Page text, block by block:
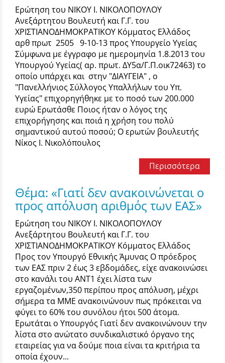
Ερώτηση του ΝΙΚΟΥ Ι. ΝΙΚΟΛΟΠΟΥΛΟΥ
Ανεξάρτητου Βουλευτή και Γ.Γ. του
ΧΡΙΣΤΙΑΝΟΔΗΜΟΚΡΑΤΙΚΟΥ Κόμματος Ελλάδος
αρθ πρωτ 2505 9-10-13 προς Υπουργείο Υγείας
Σύμφωνα με έγγραφο με ημερομηνία 1.8.2013 του
Υπουργού Υγείας( αρ. πρωτ. ΔΥ5α/Γ.Π.οικ72463) το
οποίο υπάρχει και στην "ΔΙΑΥΓΕΙΑ" , ο
"Πανελλήνιος Σύλλογος Υπαλλήλων του Υπ.
Υγείας" επιχορηγήθηκε με το ποσό των 200.000
ευρώ Ερωτάσθε Ποιος ήταν ο λόγος της
επιχορήγησης και ποιά η χρήση του πολύ
σημαντικού αυτού ποσού; Ο ερωτών βουλευτής
Νίκος Ι. Νικολόπουλος
Περισσότερα
Θέμα: «Γιατί δεν ανακοινώνεται ο
προς απόλυση αριθμός των ΕΑΣ»
Ερώτηση του ΝΙΚΟΥ Ι. ΝΙΚΟΛΟΠΟΥΛΟΥ
Ανεξάρτητου Βουλευτή και Γ.Γ. του
ΧΡΙΣΤΙΑΝΟΔΗΜΟΚΡΑΤΙΚΟΥ Κόμματος Ελλάδος
Προς τον Υπουργό Εθνικής Άμυνας Ο πρόεδρος
των ΕΑΣ πριν 2 έως 3 εβδομάδες, είχε ανακοινώσει
στο κανάλι του ΑΝΤ1 έχει λίστα των
εργαζομένων,350 περίπου προς απόλυση, μέχρι
σήμερα τα ΜΜΕ ανακοινώνουν πως πρόκειται να
φύγει το 60% του συνόλου ήτοι 500 άτομα.
Ερωτάται ο Υπουργός Γιατί δεν ανακοινώνουν την
λίστα στο ανώτατο συνδικαλιστικό όργανο της
εταιρείας για να δούμε ποια είναι τα κριτήρια τα
οποία έχουν...